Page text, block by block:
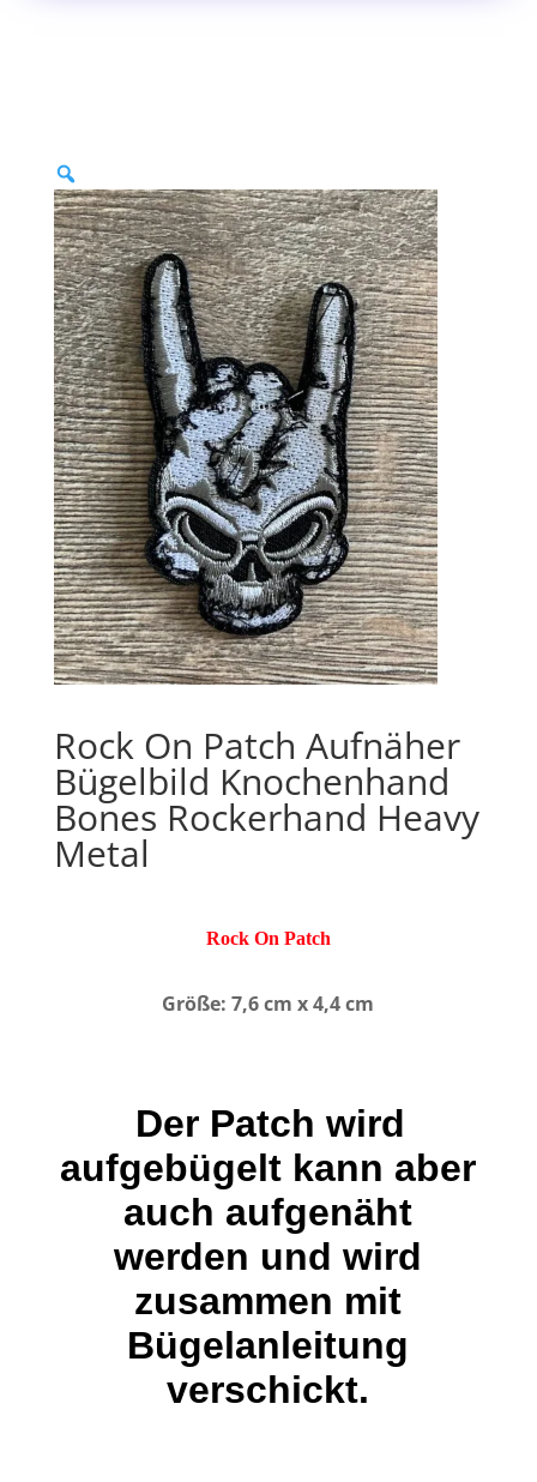
Rock On Patch Aufnäher
Bügelbild Knochenhand
Bones Rockerhand Heavy
Metal
Rock On Patch
Größe: 7,6 cm x 4,4 cm
Der Patch wird
aufgebügelt kann aber
auch aufgenäht
werden und wird
zusammen mit
Bügelanleitung
verschickt.